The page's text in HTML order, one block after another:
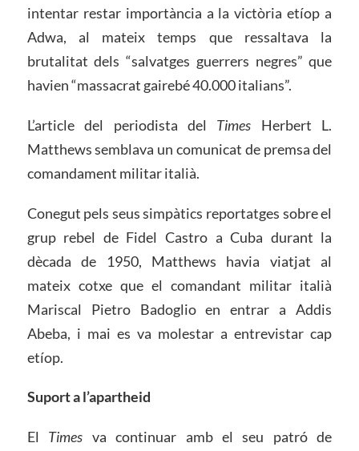
intentar restar importància a la victòria etíop a
Adwa, al mateix temps que ressaltava la
brutalitat dels “salvatges guerrers negres” que
havien “massacrat gairebé 40.000 italians”.
L’article del periodista del Times Herbert L.
Matthews semblava un comunicat de premsa del
comandament militar italià.
Conegut pels seus simpàtics reportatges sobre el
grup rebel de Fidel Castro a Cuba durant la
dècada de 1950, Matthews havia viatjat al
mateix cotxe que el comandant militar italià
Mariscal Pietro Badoglio en entrar a Addis
Abeba, i mai es va molestar a entrevistar cap
etíop.
Suport a l’apartheid
El Times va continuar amb el seu patró de